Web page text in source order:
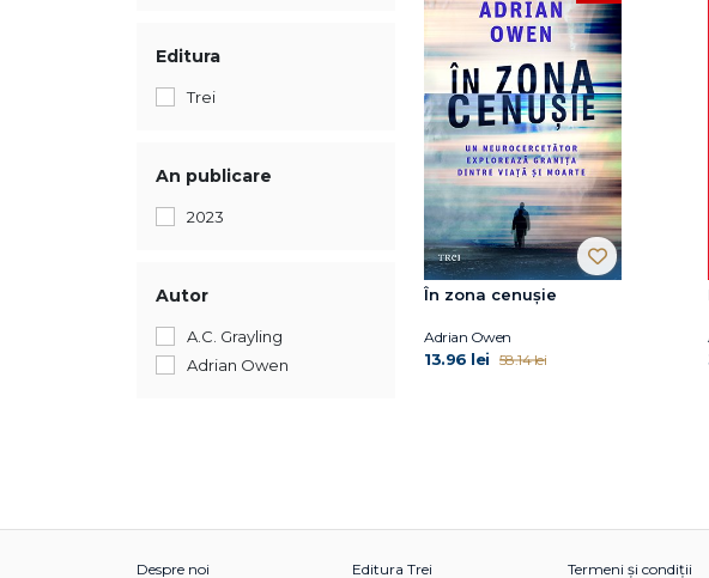
Editura
Trei
An publicare
2023
Autor
A.C. Grayling
Adrian Owen
În zona cenușie
Adrian Owen
13.96 lei 58.14 lei
Despre noi Editura Trei Termeni și condiții